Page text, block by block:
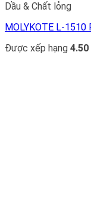
Dầu & Chất lỏng
MOLYKOTE L-
Được xếp hạng 4.50